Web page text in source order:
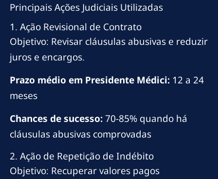
Principais Ações Judiciais Utilizadas
1. Ação Revisional de Contrato
Objetivo: Revisar cláusulas abusivas e reduzir
juros e encargos.
Prazo médio em Presidente Médici: 12 a 24
meses
Chances de sucesso: 70-85% quando há
cláusulas abusivas comprovadas
2. Ação de Repetição de Indébito
Objetivo: Recuperar valores pagos